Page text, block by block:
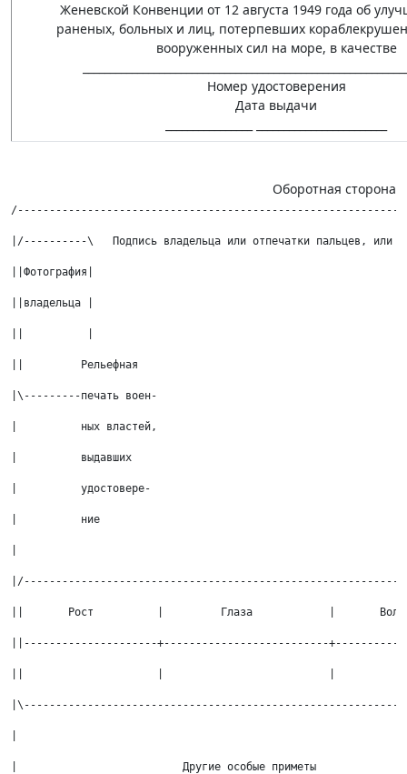
Женевской Конвенции от 12 августа 1949 года об
раненых, больных и лиц, потерпевших
вооруженных сил на море, в качестве
Номер удостоверения
Дата выдачи
Оборотная сторона
|/----------\   Подпись владельца или отпечатки пальцев, или
||Фотография|
||владельца |
||         Рельефная
|\---------печать воен-
|          ных властей,
|          выдавших
|          удостовере-
|          ние
||       Рост          |         Глаза            |
||---------------------+--------------------------
|                          Другие особые приметы